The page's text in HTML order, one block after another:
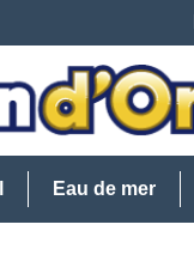
Eau de mer